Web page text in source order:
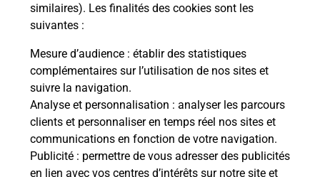
similaires). Les finalités des cookies sont les
suivantes :
Mesure d’audience : établir des statistiques
complémentaires sur l’utilisation de nos sites et
suivre la navigation.
Analyse et personnalisation : analyser les parcours
clients et personnaliser en temps réel nos sites et
communications en fonction de votre navigation.
Publicité : permettre de vous adresser des publicités
en lien avec vos centres d’intérêts sur notre site et
Prochaine collecte du courrierlundià 08h30
1 Place Francois Joubert
25140 Fournet Blancheroche
Itinéraire
Le lien s'ouvre dans un nouvel onglet